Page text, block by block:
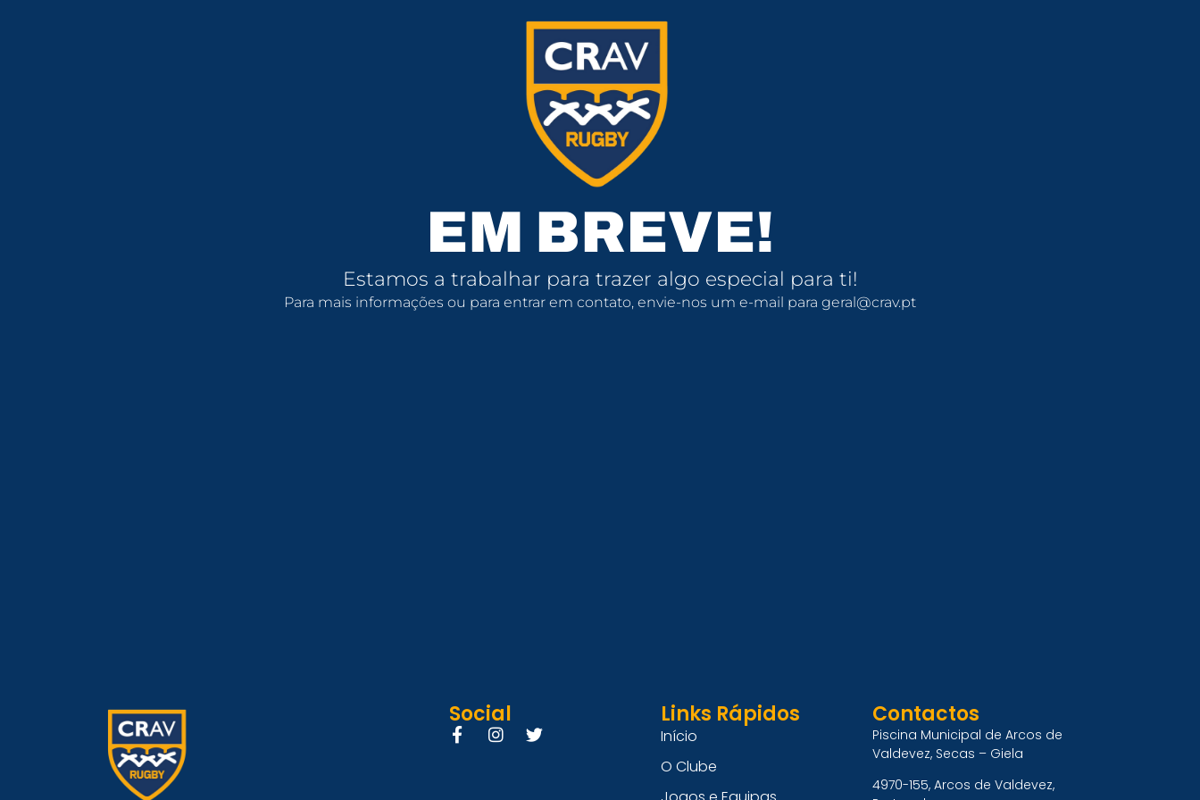
EM BREVE!
Estamos a trabalhar para trazer algo especial para ti!
Para mais informações ou para entrar em contato, envie-nos um e-mail para geral@crav.pt
Social Links Rápidos
Início
O Clube
Contactos
Piscina Municipal de Arcos de
Valdevez, Secas – Giela
4970-155, Arcos de Valdevez,